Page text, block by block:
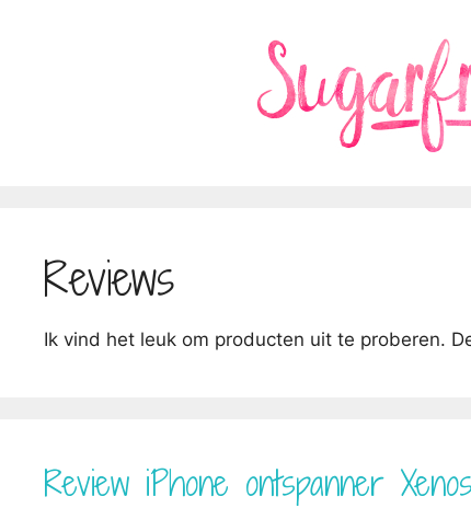
Reviews
Ik vind het leuk om producten uit te proberen.
Review iPhone ontspanner Xenos